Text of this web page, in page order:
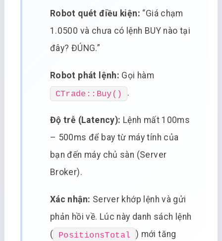
Robot quét điều kiện: “Giá chạm
1.0500 và chưa có lệnh BUY nào tại
đây? ĐÚNG.”
Robot phát lệnh: Gọi hàm
CTrade::Buy() .
Độ trễ (Latency): Lệnh mất 100ms
– 500ms để bay từ máy tính của
bạn đến máy chủ sàn (Server
Broker).
Xác nhận: Server khớp lệnh và gửi
phản hồi về. Lúc này danh sách lệnh
(
PositionsTotal
) mới tăng